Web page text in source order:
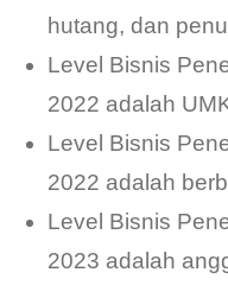
hutang, dan
Level Bisnis
2022 adalah
Level Bisnis
2022 adalah
Level Bisnis
2023 adalah